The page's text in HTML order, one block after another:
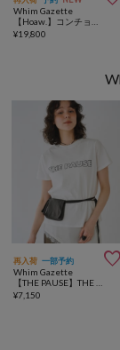
Whim Gazette
¥19,800
再入荷 一部予約 
Whim Gazette
¥7,150